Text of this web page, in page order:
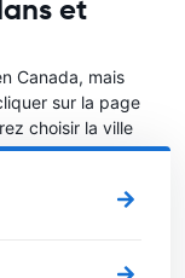
et
Canada, mais
sur la page
choisir la ville
voiture.